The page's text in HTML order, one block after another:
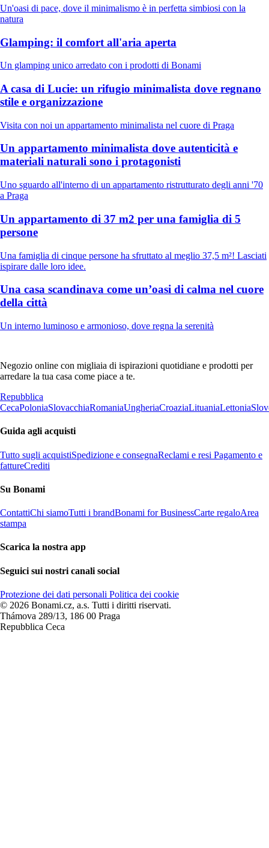
Un'oasi di pace, dove il minimalismo è in perfetta simbiosi con la
natura
Glamping: il comfort all'aria aperta
Un glamping unico arredato con i prodotti di Bonami
A casa di Lucie: un rifugio minimalista dove regnano
stile e organizzazione
Visita con noi un appartamento minimalista nel cuore di Praga
Un appartamento minimalista dove autenticità e
materiali naturali sono i protagonisti
Uno sguardo all'interno di un appartamento ristrutturato degli anni '70
a Praga
Un appartamento di 37 m2 per una famiglia di 5
persone
Una famiglia di cinque persone ha sfruttato al meglio 37,5 m²! Lasciati
ispirare dalle loro idee.
Una casa scandinava come un’oasi di calma nel cuore
della città
Un interno luminoso e armonioso, dove regna la serenità
Negozio online con migliaia di ispirazioni quotidiane e prodotti per
arredare la tua casa come piace a te.
Repubblica
CecaPoloniaSlovacchiaRomaniaUngheriaCroaziaLituaniaLettonia
Guida agli acquisti
Tutto sugli acquistiSpedizione e consegnaReclami e resi Pagamento e
fattureCrediti
Su Bonami
ContattiChi siamoTutti i brandBonami for BusinessCarte regaloArea
stampa
Scarica la nostra app
Seguici sui nostri canali social
Protezione dei dati personali Politica dei cookie
© 2026 Bonami.cz, a.s. Tutti i diritti riservati.
Thámova 289/13, 186 00 Praga
Repubblica Ceca